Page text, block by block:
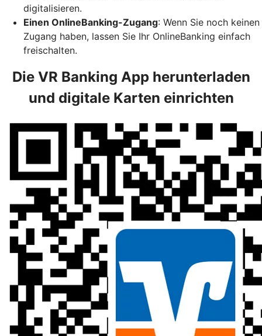
digitalisieren.
Einen OnlineBanking-Zugang: Wenn Sie noch keinen
Zugang haben, lassen Sie Ihr OnlineBanking einfach
freischalten.
Die VR Banking App herunterladen
und digitale Karten einrichten